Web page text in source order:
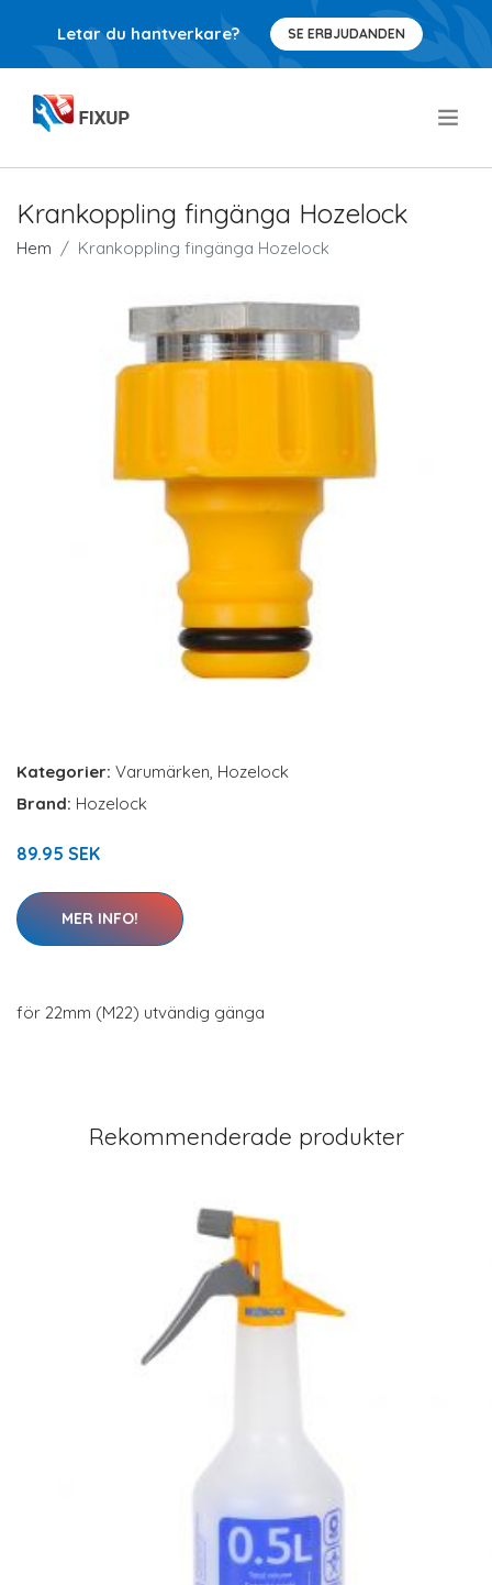
Letar du hantverkare? SE ERBJUDANDEN
Krankoppling fingänga Hozelock
Hem Krankoppling fingänga Hozelock
Kategorier: Varumärken, Hozelock
Brand: Hozelock
89.95 SEK
MER INFO!
för 22mm (M22) utvändig gänga
Rekommenderade produkter